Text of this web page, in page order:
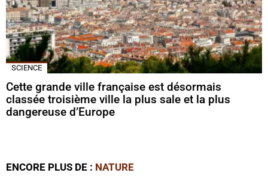
SCIENCE
Cette grande ville française est désormais
classée troisième ville la plus sale et la plus
dangereuse d’Europe
ENCORE PLUS DE : NATURE